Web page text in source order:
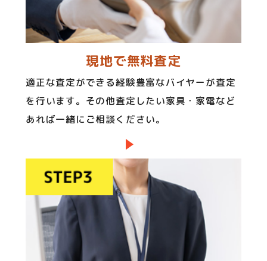
現地で無料査定
適正な査定ができる経験豊富なバイヤーが査定
を行います。その他査定したい家具・家電など
あれば一緒にご相談ください。